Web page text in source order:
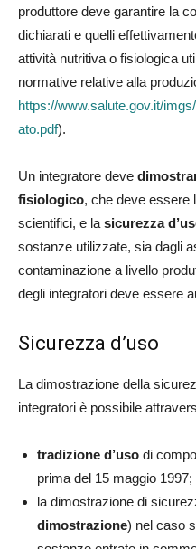
produttore deve garantire la
dichiarati e quelli
attività nutritiva o fisiologica
normative relative alla
https://www.salute.gov.it/
ato.pdf).
Un integratore deve
fisiologico, che deve essere
scientifici, e la sicurezza
sostanze utilizzate, sia dagli
contaminazione a livello
degli integratori deve essere
Sicurezza d’uso
La dimostrazione della
integratori è possibile
tradizione d’uso di
prima del 15 maggio 1997;
la dimostrazione di
dimostrazione) nel caso